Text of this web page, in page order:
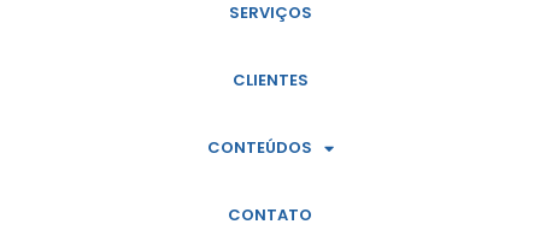
SERVIÇOS
CLIENTES
CONTEÚDOS
CONTATO